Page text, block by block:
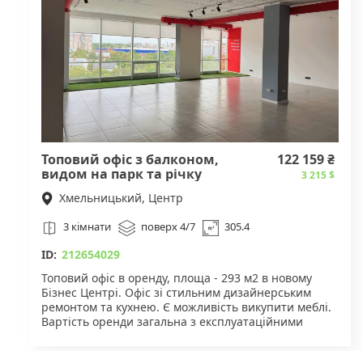
Топовий офіс з балконом,
видом на парк та річку
122 159 ₴
3 215 $
Хмельницький, Центр
3 кімнати поверх 4/7 305.4
ID: 212654029
Топовий офіс в оренду, площа - 293 м2 в новому
Бізнес Центрі. Офіс зі стильним дизайнерським
ремонтом та кухнею. Є можливість викупити меблі.
Вартість оренди загальна з експлуатаційними